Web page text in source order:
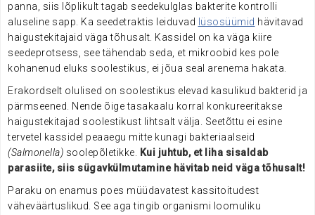
panna, siis lõplikult tagab seedekulglas bakterite kontrolli
aluseline sapp. Ka seedetraktis leiduvad lüsosüümid hävitavad
haigustekitajaid väga tõhusalt. Kassidel on ka väga kiire
seedeprotsess, see tähendab seda, et mikroobid kes pole
kohanenud eluks soolestikus, ei jõua seal arenema hakata.
Erakordselt olulised on soolestikus elevad kasulikud bakterid ja
pärmseened. Nende õige tasakaalu korral konkureeritakse
haigustekitajad soolestikust lihtsalt välja. Seetõttu ei esine
tervetel kassidel peaaegu mitte kunagi bakteriaalseid
(Salmonella) soolepõletikke. Kui juhtub, et liha sisaldab
parasiite, siis sügavkülmutamine hävitab neid väga tõhusalt!
Paraku on enamus poes müüdavatest kassitoitudest
väheväärtuslikud. See aga tingib organismi loomuliku